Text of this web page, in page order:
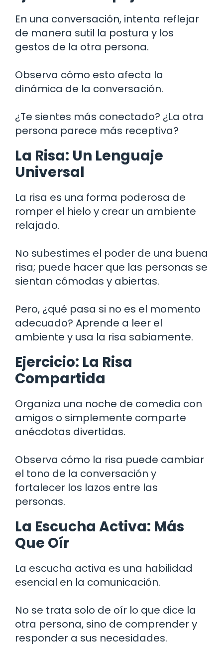
En una conversación, intenta reflejar
de manera sutil la postura y los
gestos de la otra persona.
Observa cómo esto afecta la
dinámica de la conversación.
¿Te sientes más conectado? ¿La otra
persona parece más receptiva?
La Risa: Un Lenguaje
Universal
La risa es una forma poderosa de
romper el hielo y crear un ambiente
relajado.
No subestimes el poder de una buena
risa; puede hacer que las personas se
sientan cómodas y abiertas.
Pero, ¿qué pasa si no es el momento
adecuado? Aprende a leer el
ambiente y usa la risa sabiamente.
Ejercicio: La Risa
Compartida
Organiza una noche de comedia con
amigos o simplemente comparte
anécdotas divertidas.
Observa cómo la risa puede cambiar
el tono de la conversación y
fortalecer los lazos entre las
personas.
La Escucha Activa: Más
Que Oír
La escucha activa es una habilidad
esencial en la comunicación.
No se trata solo de oír lo que dice la
otra persona, sino de comprender y
responder a sus necesidades.